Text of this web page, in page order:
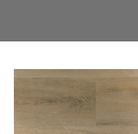
de
hoofdinhoud